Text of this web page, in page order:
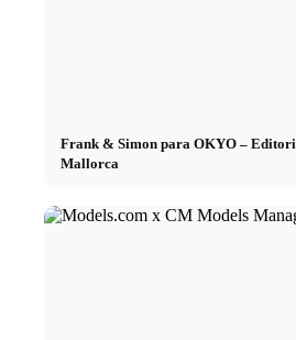
Frank & Simon para OKYO –
Mallorca